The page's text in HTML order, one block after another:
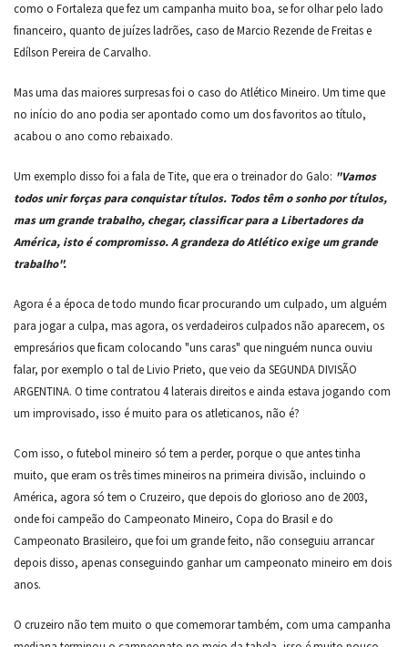
como o Fortaleza que fez um campanha muito boa, se for olhar pelo lado
financeiro, quanto de juízes ladrões, caso de Marcio Rezende de Freitas e
Edílson Pereira de Carvalho.
Mas uma das maiores surpresas foi o caso do Atlético Mineiro. Um time que
no início do ano podia ser apontado como um dos favoritos ao título,
acabou o ano como rebaixado.
Um exemplo disso foi a fala de Tite, que era o treinador do Galo: "Vamos
todos unir forças para conquistar títulos. Todos têm o sonho por títulos,
mas um grande trabalho, chegar, classificar para a Libertadores da
América, isto é compromisso. A grandeza do Atlético exige um grande
trabalho".
Agora é a época de todo mundo ficar procurando um culpado, um alguém
para jogar a culpa, mas agora, os verdadeiros culpados não aparecem, os
empresários que ficam colocando "uns caras" que ninguém nunca ouviu
falar, por exemplo o tal de Livio Prieto, que veio da SEGUNDA DIVISÃO
ARGENTINA. O time contratou 4 laterais direitos e ainda estava jogando com
um improvisado, isso é muito para os atleticanos, não é?
Com isso, o futebol mineiro só tem a perder, porque o que antes tinha
muito, que eram os três times mineiros na primeira divisão, incluindo o
América, agora só tem o Cruzeiro, que depois do glorioso ano de 2003,
onde foi campeão do Campeonato Mineiro, Copa do Brasil e do
Campeonato Brasileiro, que foi um grande feito, não conseguiu arrancar
depois disso, apenas conseguindo ganhar um campeonato mineiro em dois
anos.
O cruzeiro não tem muito o que comemorar também, com uma campanha